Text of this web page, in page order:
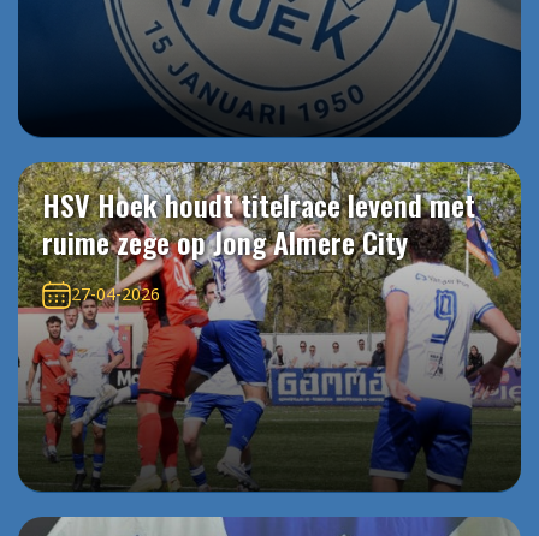
HSV Hoek houdt titelrace levend met
ruime zege op Jong Almere City
27-04-2026